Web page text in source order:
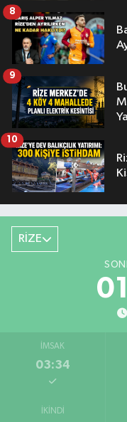
8
9
10
RİZE
İMSAK
03:34
İKINDI